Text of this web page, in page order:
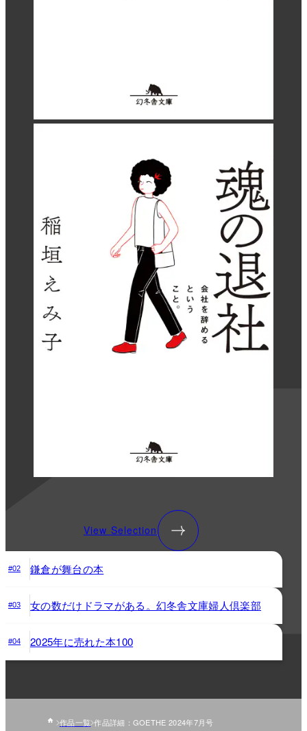
View Selection
#02 鎌倉が舞台の本
#03 女の数だけドラマがある。幻冬舎文庫婦人倶楽部
#04 2025年に売れた本100
作品一覧 作品詳細：GOETHE 2024年7月号